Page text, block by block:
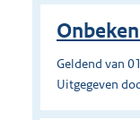
Geldend van
Uitgegeven